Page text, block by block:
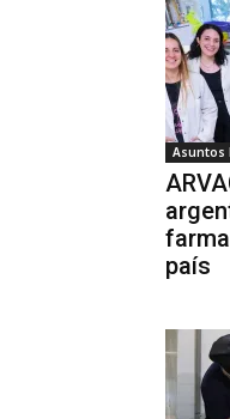
Asuntos
país